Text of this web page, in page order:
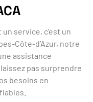
service, c’est un
Côte-d’Azur, notre
assistance
pas surprendre
besoins en